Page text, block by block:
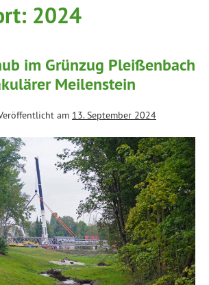
2024
im Grünzug Pleißenbach
Meilenstein
am 13. September 2024